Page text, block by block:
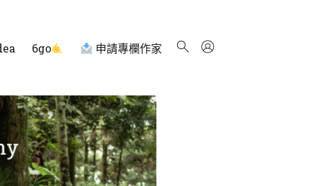
6go 申請專欄作家